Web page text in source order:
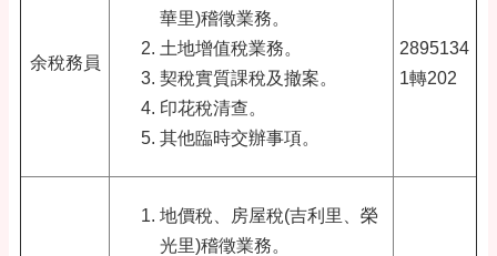
余稅務員
華里)稽徵業務。
土地增值稅業務。
契稅實質課稅及撤案。
印花稅清查。
其他臨時交辦事項。
2895134
1轉202
地價稅、房屋稅(吉利里、榮
光里)稽徵業務。